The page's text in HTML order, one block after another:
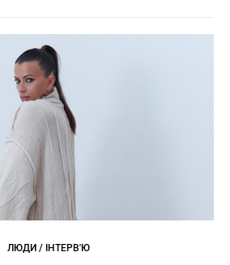
ЛЮДИ / ІНТЕРВ'Ю